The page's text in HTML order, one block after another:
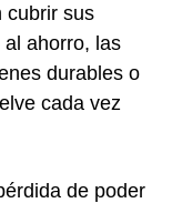
cubrir sus
ahorro, las
durables o
cada vez
de poder